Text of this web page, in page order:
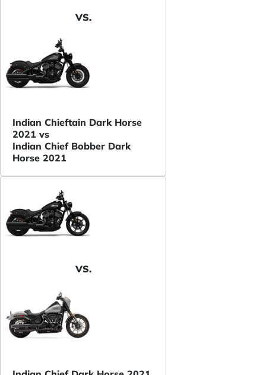
VS.
Indian Chieftain Dark Horse
2021 vs
Indian Chief Bobber Dark
Horse 2021
VS.